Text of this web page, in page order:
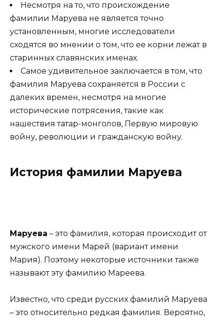
Несмотря на то, что происхождение
фамилии Маруева не является точно
установленным, многие исследователи
сходятся во мнении о том, что ее корни лежат в
старинных славянских именах.
Самое удивительное заключается в том, что
фамилия Маруева сохраняется в России с
далеких времен, несмотря на многие
исторические потрясения, такие как
нашествия татар-монголов, Первую мировую
войну, революции и гражданскую войну.
История фамилии Маруева
Маруева – это фамилия, которая происходит от
мужского имени Марей (вариант имени
Мария). Поэтому некоторые источники также
называют эту фамилию Мареева.
Известно, что среди русских фамилий Маруева
– это относительно редкая фамилия. Вероятно,